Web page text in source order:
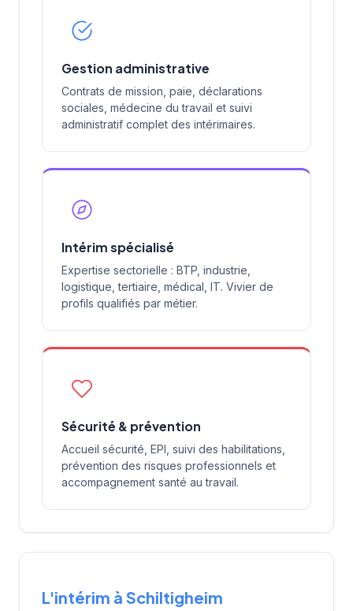
Gestion administrative
Contrats de mission, paie, déclarations
sociales, médecine du travail et suivi
administratif complet des intérimaires.
Intérim spécialisé
Expertise sectorielle : BTP, industrie,
logistique, tertiaire, médical, IT. Vivier de
profils qualifiés par métier.
Sécurité & prévention
Accueil sécurité, EPI, suivi des habilitations,
prévention des risques professionnels et
accompagnement santé au travail.
L'intérim à Schiltigheim